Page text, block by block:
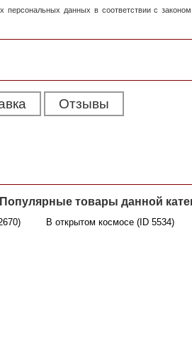
персональных данных в соответствии с
Отзывы
Популярные товары данной
В открытом космосе (ID 5534)